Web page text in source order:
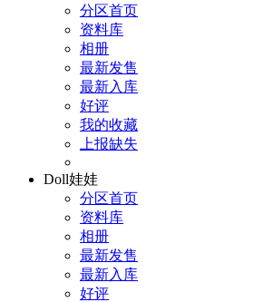
分区首页
资料库
相册
最新发售
最新入库
好评
我的收藏
上报缺失
Doll娃娃
分区首页
资料库
相册
最新发售
最新入库
好评